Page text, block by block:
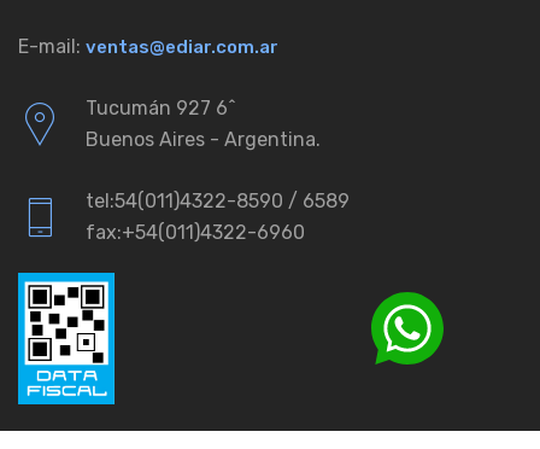
E-mail: ventas@ediar.com.ar
Tucumán 927 6ˆ
Buenos Aires - Argentina.
tel:54(011)4322-8590 / 6589
fax:+54(011)4322-6960